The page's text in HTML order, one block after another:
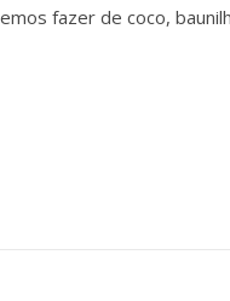
fazer de coco,